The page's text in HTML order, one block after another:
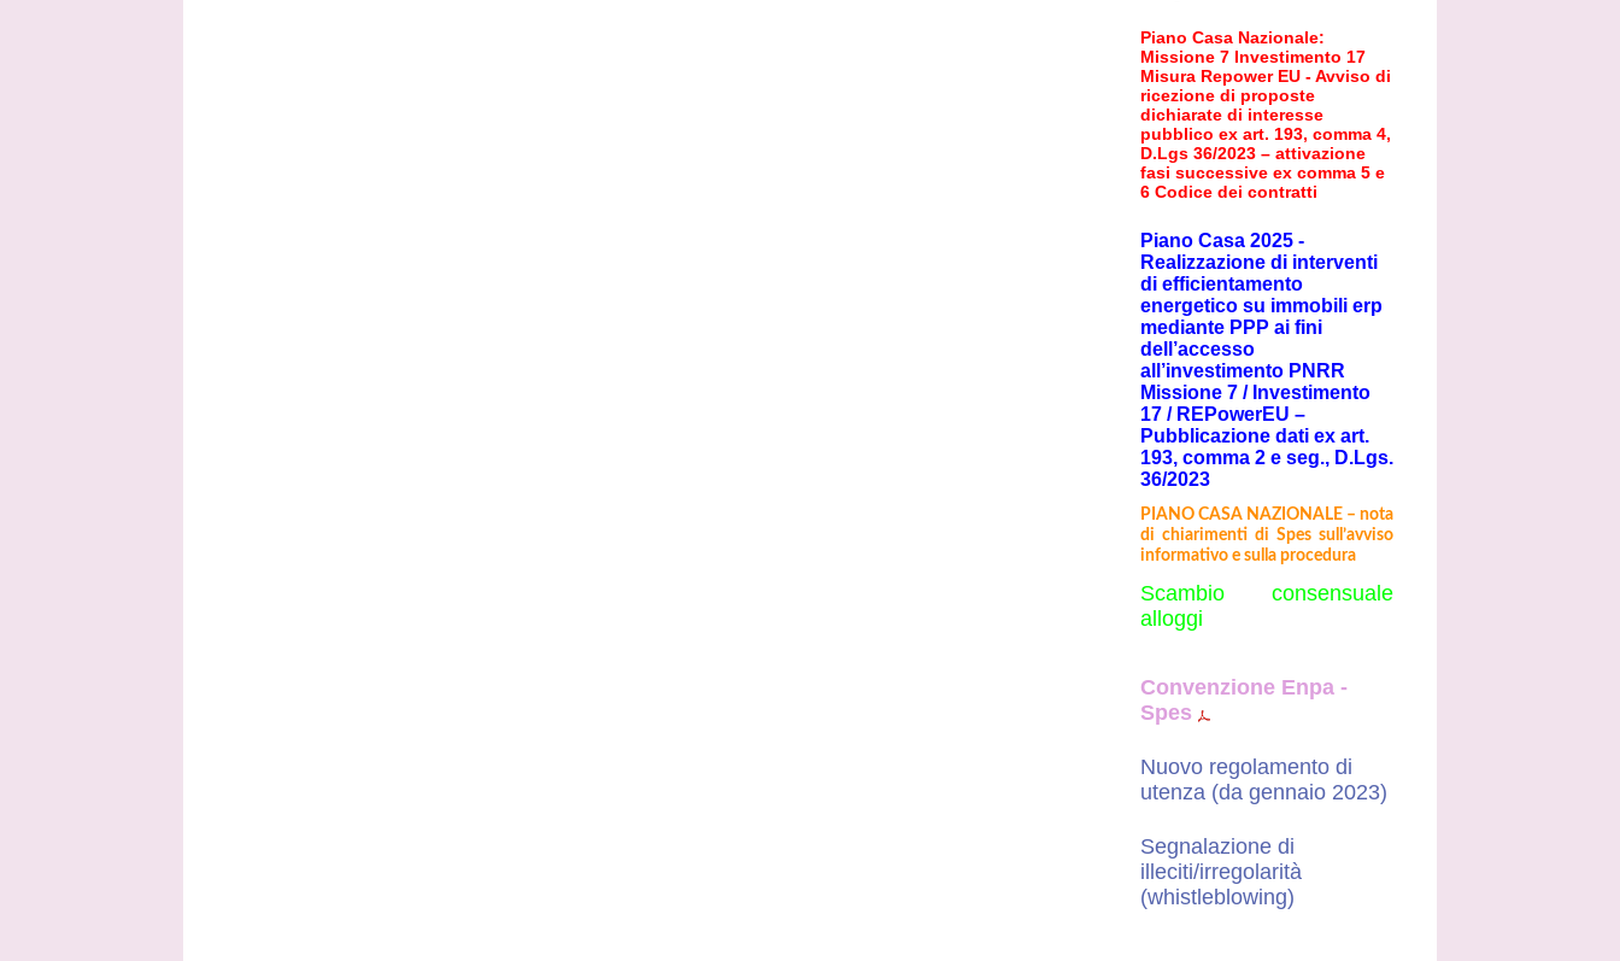
Piano Casa Nazionale:
Missione 7 Investimento 17
Misura Repower EU - Avviso di
ricezione di proposte
dichiarate di interesse
pubblico ex art. 193, comma 4,
D.Lgs 36/2023 – attivazione
fasi successive ex comma 5 e
6 Codice dei contratti
Piano Casa 2025 -
Realizzazione di interventi
di efficientamento
energetico su immobili erp
mediante PPP ai fini
dell’accesso
all’investimento PNRR
Missione 7 / Investimento
17 / REPowerEU –
Pubblicazione dati ex art.
193, comma 2 e seg., D.Lgs.
36/2023
PIANO CASA NAZIONALE – nota
di chiarimenti di Spes sull’avviso
informativo e sulla procedura
Scambio consensuale
alloggi
Convenzione Enpa -
Spes
Nuovo regolamento di
utenza (da gennaio 2023)
Segnalazione di
illeciti/irregolarità
(whistleblowing)